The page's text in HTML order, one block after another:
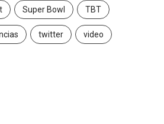
Super Bowl TBT
twitter video